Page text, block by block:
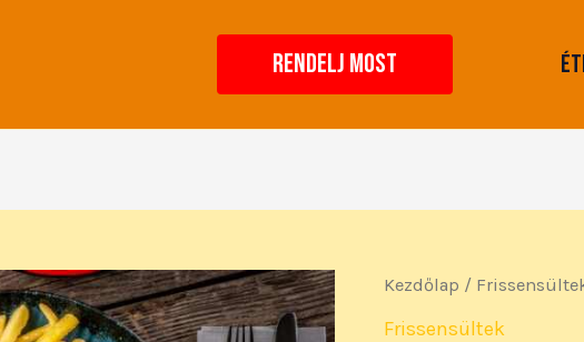
RENDELJ MOST
Kezdőlap /
Frissensültek
Magyaros
csirkemell